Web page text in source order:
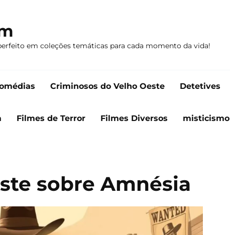
em coleções temáticas para cada momento da vida!
Criminosos do Velho Oeste Detetives
Filmes de Terror Filmes Diversos misticismo
sobre Amnésia